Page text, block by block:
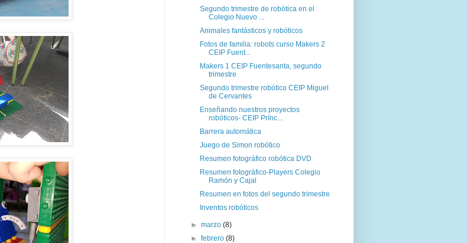
Segundo trimestre de robótica en el
Colegio Nuevo ...
Animales fantásticos y robóticos
Fotos de familia: robots curso Makers 2
CEIP Fuent...
Makers 1 CEIP Fuentesanta, segundo
trimestre
Segundo trimestre robótico CEIP Miguel
de Cervantes
Enseñando nuestros proyectos
robóticos- CEIP Prínc...
Barrera automática
Juego de Simon robótico
Resumen fotográfico robótica DVD
Resumen fotográfico-Players Colegio
Ramón y Cajal
Resumen en fotos del segundo trimestre
Inventos robóticos
►marzo(8)
►febrero(8)